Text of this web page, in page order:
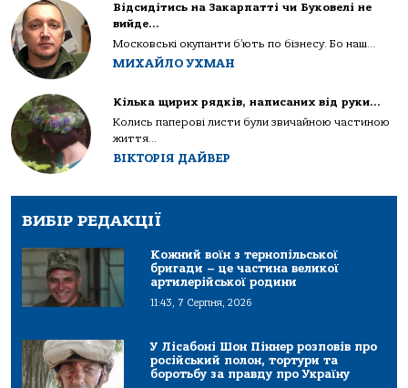
Відсидітись на Закарпатті чи Буковелі не
вийде…
Московські окупанти б’ють по бізнесу. Бо наш...
МИХАЙЛО УХМАН
Кілька щирих рядків, написаних від руки…
Колись паперові листи були звичайною частиною
життя...
ВІКТОРІЯ ДАЙВЕР
ВИБІР РЕДАКЦІЇ
Кожний воїн з тернопільської
бригади – це частина великої
артилерійської родини
11:43, 7 Серпня, 2026
У Лісабоні Шон Піннер розповів про
російський полон, тортури та
боротьбу за правду про Україну